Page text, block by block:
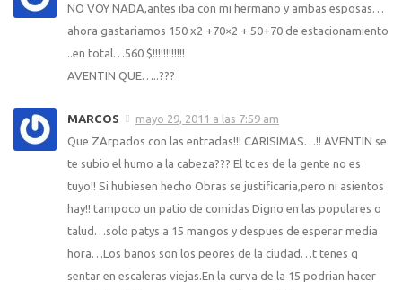
NO VOY NADA,antes iba con mi hermano y ambas esposas…
ahora gastariamos 150 x2 +70×2 + 50+70 de estacionamiento
..en total…560 $!!!!!!!!!!!!
AVENTIN QUE…..???
MARCOS
mayo 29, 2011 a las 7:59 am
Que ZArpados con las entradas!!! CARISIMAS…!! AVENTIN se
te subio el humo a la cabeza??? El tc es de la gente no es
tuyo!! Si hubiesen hecho Obras se justificaria,pero ni asientos
hay!! tampoco un patio de comidas Digno en las populares o
talud…solo patys a 15 mangos y despues de esperar media
hora…Los baños son los peores de la ciudad…t tenes q
sentar en escaleras viejas.En la curva de la 15 podrian hacer